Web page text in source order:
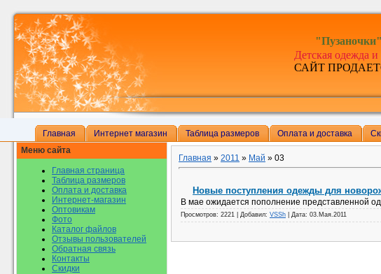
"Пузаночки"
Детская одежда
САЙТ
Главная Интернет магазин Таблица размеров Оплата и доставка
Меню сайта
Главная страница
Таблица размеров
Оплата и доставка
Интернет-магазин
Оптовикам
Фото
Каталог файлов
Отзывы пользователей
Обратная связь
Контакты
Скидки
Главная » 2011 » Май » 03
Новые поступления одежды для
В мае ожидается пополнение представленной
Просмотров: 2221 Добавил: VSSh Дата: 03.Мая.2011